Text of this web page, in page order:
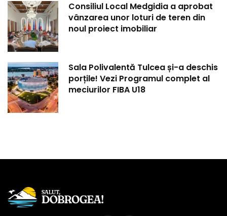
Consiliul Local Medgidia a aprobat
vânzarea unor loturi de teren din
noul proiect imobiliar
Sala Polivalentă Tulcea și-a deschis
porțile! Vezi Programul complet al
meciurilor FIBA U18